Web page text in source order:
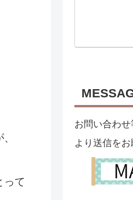
って
お問い合わ
より送信をお